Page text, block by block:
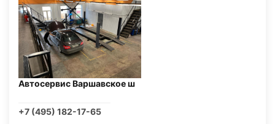
Автосервис Варшавское ш
+7 (495) 182-17-65